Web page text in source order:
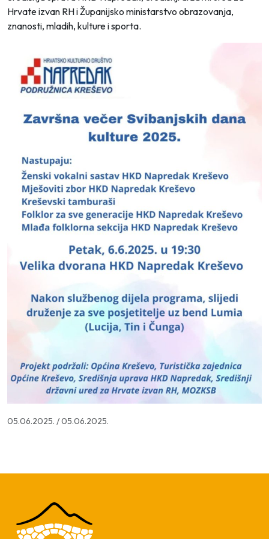
Hrvate izvan RH i Županijsko ministarstvo obrazovanja,
znanosti, mladih, kulture i sporta.
05.06.2025. /05.06.2025.